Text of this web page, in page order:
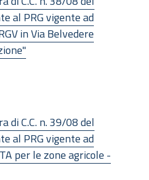
al PRG vigente ad
in Via Belvedere
di C.C. n. 39/08 del
al PRG vigente ad
per le zone agricole -